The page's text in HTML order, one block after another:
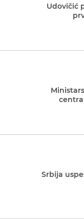
Udovičić
Srbija